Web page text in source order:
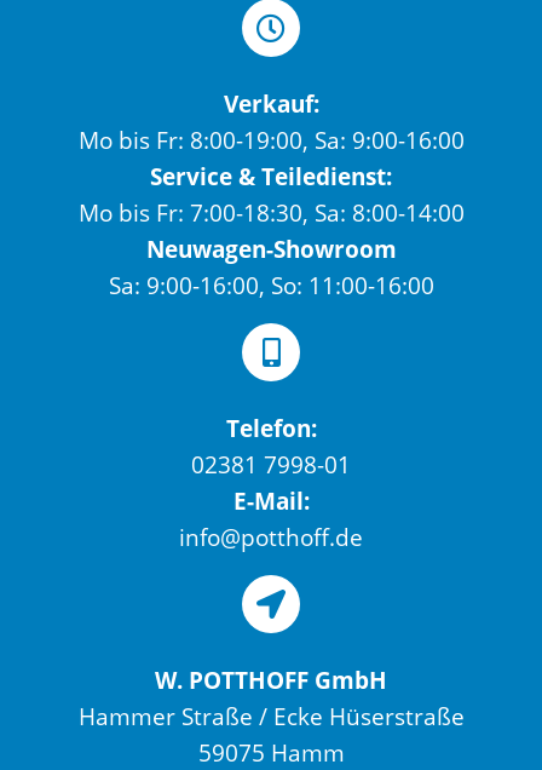
Verkauf:
Mo bis Fr: 8:00-19:00, Sa: 9:00-16:00
Service & Teiledienst:
Mo bis Fr: 7:00-18:30, Sa: 8:00-14:00
Neuwagen-Showroom
Sa: 9:00-16:00, So: 11:00-16:00
Telefon:
02381 7998-01
E-Mail:
info@potthoff.de
W. POTTHOFF GmbH
Hammer Straße / Ecke Hüserstraße
59075 Hamm